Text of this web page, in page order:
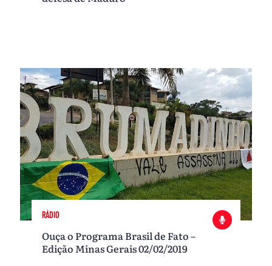
RÁDIO
Ouça o Programa Brasil de Fato –
Edição Minas Gerais 02/02/2019